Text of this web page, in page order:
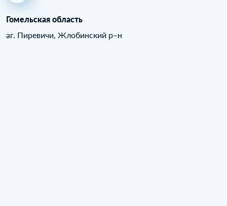
Гомельская область
аг. Пиревичи, Жлобинский р–н